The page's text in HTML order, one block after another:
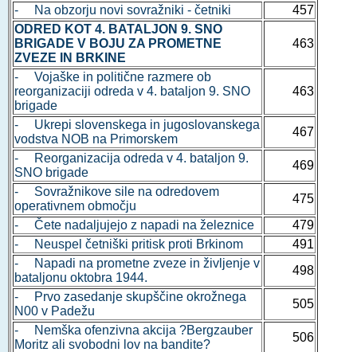
- Na obzorju novi sovražniki - četniki
457
ODRED KOT 4. BATALJON 9. SNO
BRIGADE V BOJU ZA PROMETNE
ZVEZE IN BRKINE
463
- Vojaške in politične razmere ob
reorganizaciji odreda v 4. bataljon 9. SNO
brigade
463
- Ukrepi slovenskega in jugoslovanskega
vodstva NOB na Primorskem
467
- Reorganizacija odreda v 4. bataljon 9.
SNO brigade
469
- Sovražnikove sile na odredovem
operativnem območju
475
- Čete nadaljujejo z napadi na železnice
479
- Neuspel četniški pritisk proti Brkinom
491
- Napadi na prometne zveze in življenje v
bataljonu oktobra 1944.
498
- Prvo zasedanje skupščine okrožnega
N00 v Padežu
505
- Nemška ofenzivna akcija ?Bergzauber
Moritz ali svobodni lov na bandite?
506